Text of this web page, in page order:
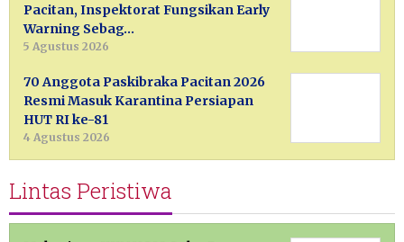
Pacitan, Inspektorat Fungsikan Early
Warning Sebag…
5 Agustus 2026
70 Anggota Paskibraka Pacitan 2026
Resmi Masuk Karantina Persiapan
HUT RI ke-81
4 Agustus 2026
Lintas Peristiwa